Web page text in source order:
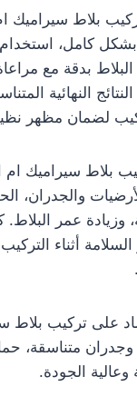
بلاط سيراميك
كامل، استخدام
البلاط بدقة مع
النهائية
لضمان مظهر
بلاط سيراميك ام
والجدران،
وزيادة عمر
السلامة أثناء
على تركيب بلاط
متناسقة،
وعالية الجودة.